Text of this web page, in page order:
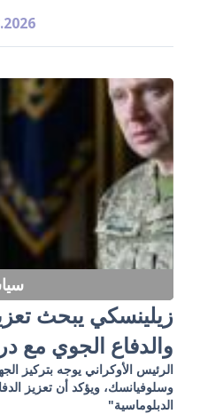
زيلينسكي يبحث
والدفاع الجوي مع
الرئيس الأوكراني يوجه بتركيز
وسلوفيانسك، ويؤكد أن تعزيز
الدبلوماسية"